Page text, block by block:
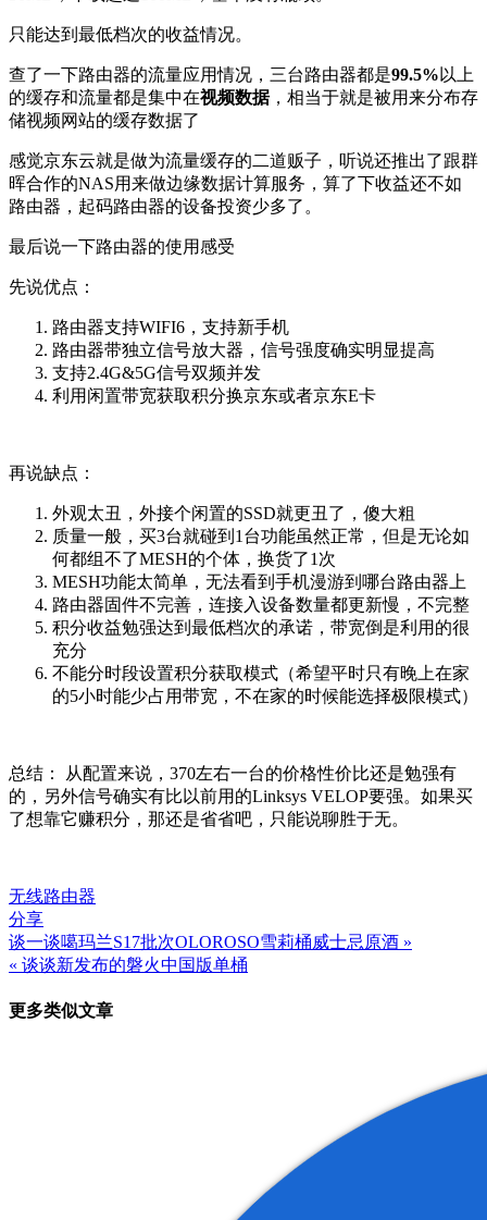
只能达到最低档次的收益情况。
查了一下路由器的流量应用情况，三台路由器都是99.5% 以上
的缓存和流量都是集中在视频数据，相当于就是被用来分布存
储视频网站的缓存数据了
感觉京东云就是做为流量缓存的二道贩子，听说还推出了跟群
晖合作的NAS用来做边缘数据计算服务，算了下收益还不如
路由器，起码路由器的设备投资少多了。
最后说一下路由器的使用感受
先说优点：
路由器支持WIFI6，支持新手机
路由器带独立信号放大器，信号强度确实明显提高
支持2.4G&5G信号双频并发
利用闲置带宽获取积分换京东或者京东E卡
再说缺点：
外观太丑，外接个闲置的SSD就更丑了，傻大粗
质量一般，买3台就碰到1台功能虽然正常，但是无论如
何都组不了MESH的个体，换货了1次
MESH功能太简单，无法看到手机漫游到哪台路由器上
路由器固件不完善，连接入设备数量都更新慢，不完整
积分收益勉强达到最低档次的承诺，带宽倒是利用的很
充分
不能分时段设置积分获取模式（希望平时只有晚上在家
的5小时能少占用带宽，不在家的时候能选择极限模式）
总结： 从配置来说，370左右一台的价格性价比还是勉强有
的，另外信号确实有比以前用的Linksys VELOP要强。如果买
了想靠它赚积分，那还是省省吧，只能说聊胜于无。
无线路由器
分享
文
章
导
谈一谈噶玛兰S17批次OLOROSO雪莉桶威士忌原酒 »
« 谈谈新发布的磐火中国版单桶
更多类似文章